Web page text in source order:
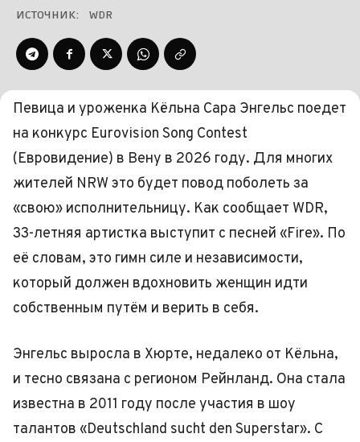
ИСТОЧНИК:
WDR
Певица и уроженка Кёльна Сара Энгельс поедет
на конкурс Eurovision Song Contest
(Евровидение) в Вену в 2026 году. Для многих
жителей NRW это будет повод поболеть за
«свою» исполнительницу. Как сообщает WDR,
33-летняя артистка выступит с песней «Fire». По
её словам, это гимн силе и независимости,
который должен вдохновить женщин идти
собственным путём и верить в себя.
Энгельс выросла в Хюрте, недалеко от Кёльна,
и тесно связана с регионом Рейнланд. Она стала
известна в 2011 году после участия в шоу
талантов «Deutschland sucht den Superstar». С